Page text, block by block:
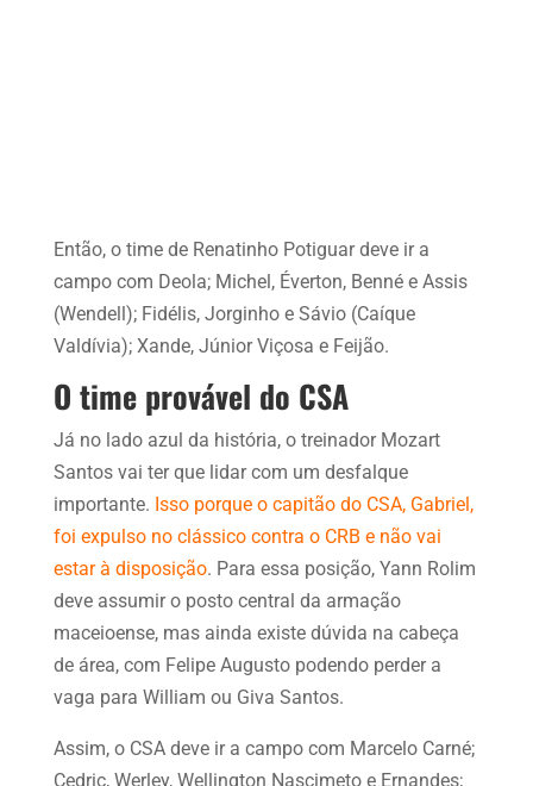
Então, o time de Renatinho Potiguar deve ir a
campo com Deola; Michel, Éverton, Benné e Assis
(Wendell); Fidélis, Jorginho e Sávio (Caíque
Valdívia); Xande, Júnior Viçosa e Feijão.
O time provável do CSA
Já no lado azul da história, o treinador Mozart
Santos vai ter que lidar com um desfalque
importante. Isso porque o capitão do CSA, Gabriel,
foi expulso no clássico contra o CRB e não vai
estar à disposição. Para essa posição, Yann Rolim
deve assumir o posto central da armação
maceioense, mas ainda existe dúvida na cabeça
de área, com Felipe Augusto podendo perder a
vaga para William ou Giva Santos.
Assim, o CSA deve ir a campo com Marcelo Carné;
Cedric, Werley, Wellington Nascimeto e Ernandes;